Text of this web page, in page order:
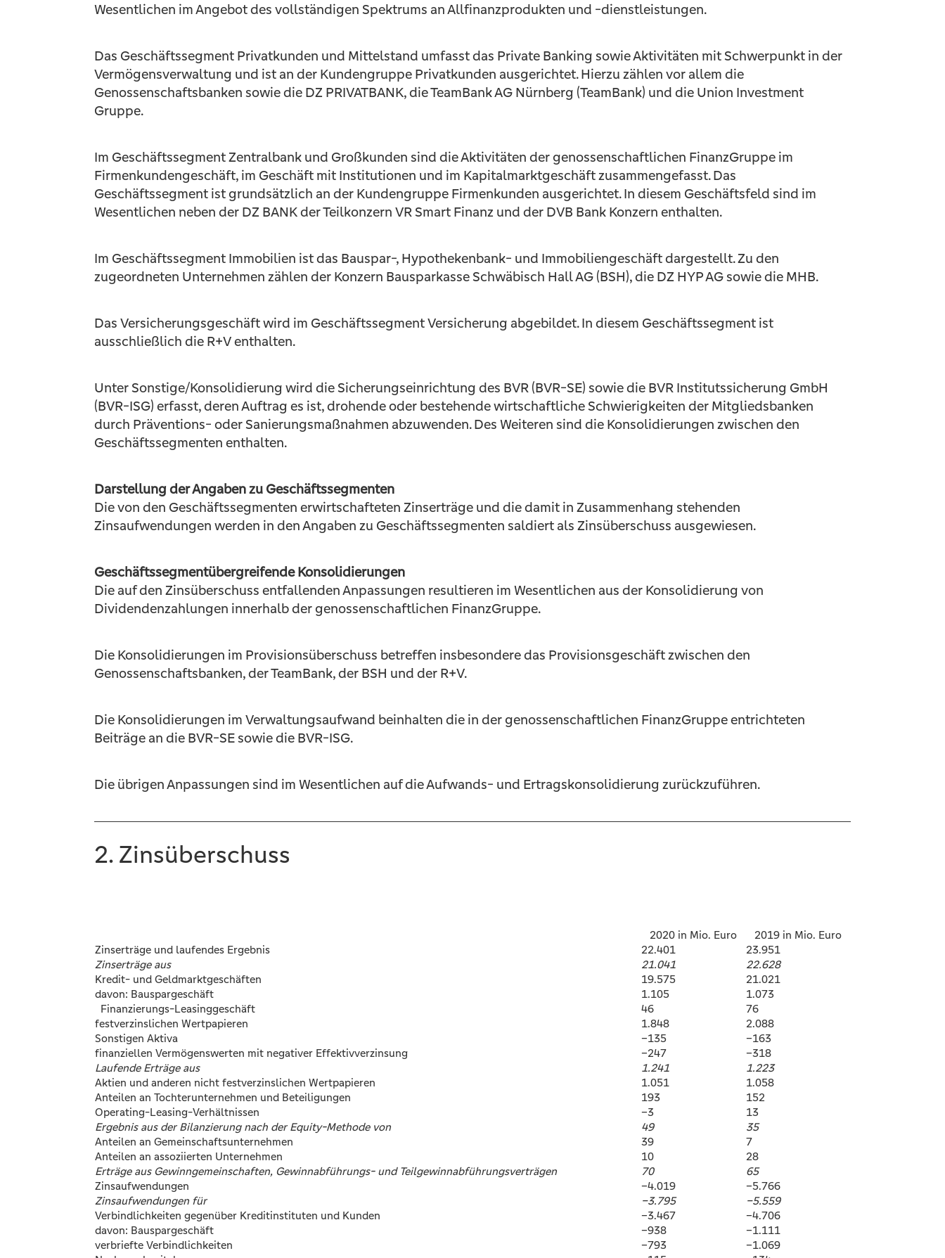
Wesentlichen im Angebot des vollständigen Spektrums an Allfinanzprodukten und -dienstleistungen.
Das Geschäftssegment Privatkunden und Mittelstand umfasst das Private Banking sowie Aktivitäten mit Schwerpunkt in der
Vermögensverwaltung und ist an der Kundengruppe Privatkunden ausgerichtet. Hierzu zählen vor allem die
Genossenschaftsbanken sowie die DZ PRIVATBANK, die TeamBank AG Nürnberg (TeamBank) und die Union Investment
Gruppe.
Im Geschäftssegment Zentralbank und Großkunden sind die Aktivitäten der genossenschaftlichen FinanzGruppe im
Firmenkundengeschäft, im Geschäft mit Institutionen und im Kapitalmarktgeschäft zusammengefasst. Das
Geschäftssegment ist grundsätzlich an der Kundengruppe Firmenkunden ausgerichtet. In diesem Geschäftsfeld sind im
Wesentlichen neben der DZ BANK der Teilkonzern VR Smart Finanz und der DVB Bank Konzern enthalten.
Im Geschäftssegment Immobilien ist das Bauspar-, Hypothekenbank- und Immobiliengeschäft dargestellt. Zu den
zugeordneten Unternehmen zählen der Konzern Bausparkasse Schwäbisch Hall AG (BSH), die DZ HYP AG sowie die MHB.
Das Versicherungsgeschäft wird im Geschäftssegment Versicherung abgebildet. In diesem Geschäftssegment ist
ausschließlich die R+V enthalten.
Unter Sonstige/Konsolidierung wird die Sicherungseinrichtung des BVR (BVR-SE) sowie die BVR Institutssicherung GmbH
(BVR-ISG) erfasst, deren Auftrag es ist, drohende oder bestehende wirtschaftliche Schwierigkeiten der Mitgliedsbanken
durch Präventions- oder Sanierungsmaßnahmen abzuwenden. Des Weiteren sind die Konsolidierungen zwischen den
Geschäftssegmenten enthalten.
Darstellung der Angaben zu Geschäftssegmenten
Die von den Geschäftssegmenten erwirtschafteten Zinserträge und die damit in Zusammenhang stehenden
Zinsaufwendungen werden in den Angaben zu Geschäftssegmenten saldiert als Zinsüberschuss ausgewiesen.
Geschäftssegmentübergreifende Konsolidierungen
Die auf den Zinsüberschuss entfallenden Anpassungen resultieren im Wesentlichen aus der Konsolidierung von
Dividendenzahlungen innerhalb der genossenschaftlichen FinanzGruppe.
Die Konsolidierungen im Provisionsüberschuss betreffen insbesondere das Provisionsgeschäft zwischen den
Genossenschaftsbanken, der TeamBank, der BSH und der R+V.
Die Konsolidierungen im Verwaltungsaufwand beinhalten die in der genossenschaftlichen FinanzGruppe entrichteten
Beiträge an die BVR-SE sowie die BVR-ISG.
Die übrigen Anpassungen sind im Wesentlichen auf die Aufwands- und Ertragskonsolidierung zurückzuführen.
2. Zinsüberschuss
2020 in Mio. Euro
2019 in Mio. Euro
Zinserträge und laufendes Ergebnis
22.401
23.951
Zinserträge aus
21.041
22.628
Kredit- und Geldmarktgeschäften
19.575
21.021
davon: Bauspargeschäft
1.105
1.073
Finanzierungs-Leasinggeschäft
46
76
festverzinslichen Wertpapieren
1.848
2.088
Sonstigen Aktiva
–135
–163
finanziellen Vermögenswerten mit negativer Effektivverzinsung
–247
–318
Laufende Erträge aus
1.241
1.223
Aktien und anderen nicht festverzinslichen Wertpapieren
1.051
1.058
Anteilen an Tochterunternehmen und Beteiligungen
193
152
Operating-Leasing-Verhältnissen
–3
13
Ergebnis aus der Bilanzierung nach der Equity-Methode von
49
35
Anteilen an Gemeinschaftsunternehmen
39
7
Anteilen an assoziierten Unternehmen
10
28
Erträge aus Gewinngemeinschaften, Gewinnabführungs- und Teilgewinnabführungsverträgen
70
65
Zinsaufwendungen
–4.019
–5.766
Zinsaufwendungen für
–3.795
–5.559
Verbindlichkeiten gegenüber Kreditinstituten und Kunden
–3.467
–4.706
davon: Bauspargeschäft
–938
–1.111
verbriefte Verbindlichkeiten
–793
–1.069